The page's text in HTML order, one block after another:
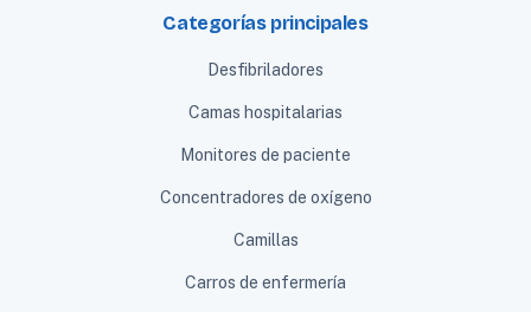
Categorías principales
Desfibriladores
Camas hospitalarias
Monitores de paciente
Concentradores de oxígeno
Camillas
Carros de enfermería